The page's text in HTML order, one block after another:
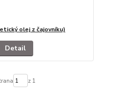
olej z čajovníku)
Detail
z 1